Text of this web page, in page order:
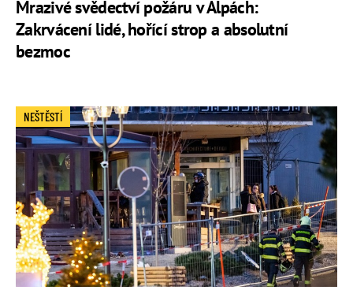
Mrazivé svědectví požáru v Alpách:
Zakrvácení lidé, hořící strop a absolutní
bezmoc
NEŠTĚSTÍ